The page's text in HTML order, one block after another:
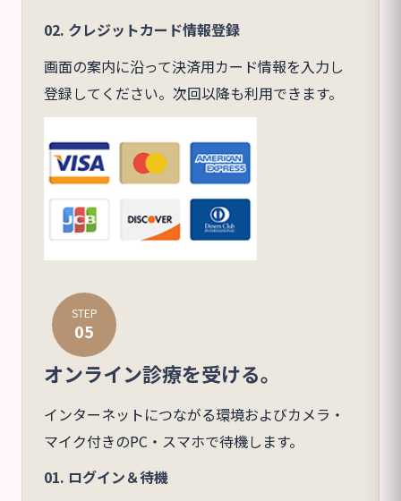
02. クレジットカード情報登録
画面の案内に沿って決済用カード情報を入力し
登録してください。次回以降も利用できます。
STEP
05
オンライン診療を受ける。
インターネットにつながる環境およびカメラ・
マイク付きのPC・スマホで待機します。
01. ログイン＆待機